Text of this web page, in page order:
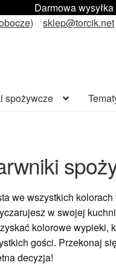
Darmowa
sklep@torcik.net
spożywcze
we wszystkich
w swojej
kolorowe wypieki,
gości. Przekonaj
decyzja!